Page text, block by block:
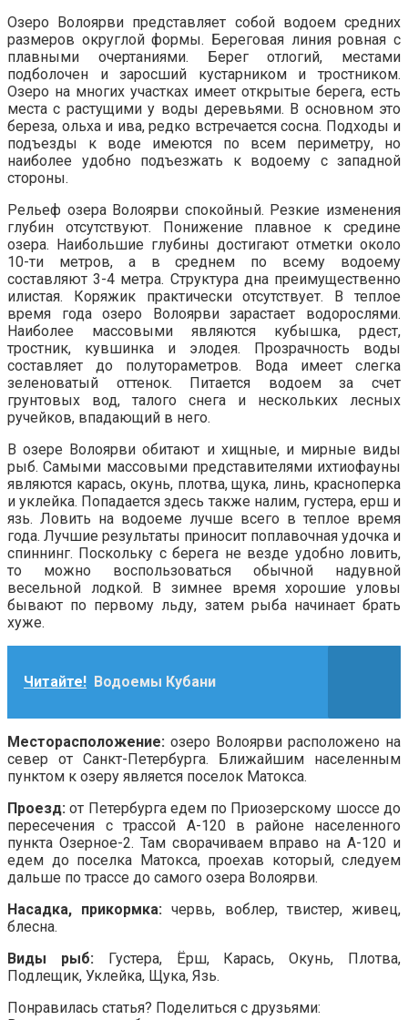
Озеро Волоярви представляет собой водоем средних
размеров округлой формы. Береговая линия ровная с
плавными очертаниями. Берег отлогий, местами
подболочен и заросший кустарником и тростником.
Озеро на многих участках имеет открытые берега, есть
места с растущими у воды деревьями. В основном это
береза, ольха и ива, редко встречается сосна. Подходы и
подъезды к воде имеются по всем периметру, но
наиболее удобно подъезжать к водоему с западной
стороны.
Рельеф озера Волоярви спокойный. Резкие изменения
глубин отсутствуют. Понижение плавное к средине
озера. Наибольшие глубины достигают отметки около
10-ти метров, а в среднем по всему водоему
составляют 3-4 метра. Структура дна преимущественно
илистая. Коряжик практически отсутствует. В теплое
время года озеро Волоярви зарастает водорослями.
Наиболее массовыми являются кубышка, рдест,
тростник, кувшинка и элодея. Прозрачность воды
составляет до полутораметров. Вода имеет слегка
зеленоватый оттенок. Питается водоем за счет
грунтовых вод, талого снега и нескольких лесных
ручейков, впадающий в него.
В озере Волоярви обитают и хищные, и мирные виды
рыб. Самыми массовыми представителями ихтиофауны
являются карась, окунь, плотва, щука, линь, красноперка
и уклейка. Попадается здесь также налим, густера, ерш и
язь. Ловить на водоеме лучше всего в теплое время
года. Лучшие результаты приносит поплавочная удочка и
спиннинг. Поскольку с берега не везде удобно ловить,
то можно воспользоваться обычной надувной
весельной лодкой. В зимнее время хорошие уловы
бывают по первому льду, затем рыба начинает брать
хуже.
Читайте! Водоемы Кубани
Месторасположение: озеро Волоярви расположено на
север от Санкт-Петербурга. Ближайшим населенным
пунктом к озеру является поселок Матокса.
Проезд: от Петербурга едем по Приозерскому шоссе до
пересечения с трассой А-120 в районе населенного
пункта Озерное-2. Там сворачиваем вправо на А-120 и
едем до поселка Матокса, проехав который, следуем
дальше по трассе до самого озера Волоярви.
Насадка, прикормка:червь, воблер, твистер, живец,
блесна.
Виды рыб:Густера, Ёрш, Карась, Окунь, Плотва,
Подлещик, Уклейка, Щука, Язь.
Понравилась статья? Поделиться с друзьями: